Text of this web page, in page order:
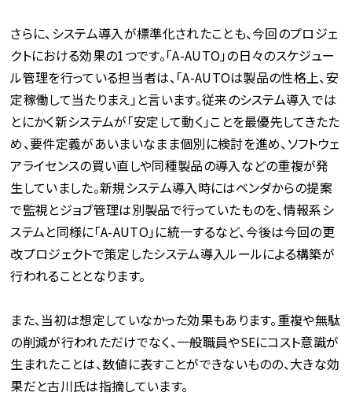
さらに、システム導入が標準化されたことも、今回のプロジェ
クトにおける効果の1つです。「A-AUTO」の日々のスケジュー
ル管理を行っている担当者は、「A-AUTOは製品の性格上、安
定稼働して当たりまえ」と言います。従来のシステム導入では
とにかく新システムが「安定して動く」ことを最優先してきたた
め、要件定義があいまいなまま個別に検討を進め、ソフトウェ
アライセンスの買い直しや同種製品の導入などの重複が発
生していました。新規システム導入時にはベンダからの提案
で監視とジョブ管理は別製品で行っていたものを、情報系シ
ステムと同様に「A-AUTO」に統一するなど、今後は今回の更
改プロジェクトで策定したシステム導入ルールによる構築が
行われることとなります。
また、当初は想定していなかった効果もあります。重複や無駄
の削減が行われただけでなく、一般職員やSEにコスト意識が
生まれたことは、数値に表すことができないものの、大きな効
果だと古川氏は指摘しています。